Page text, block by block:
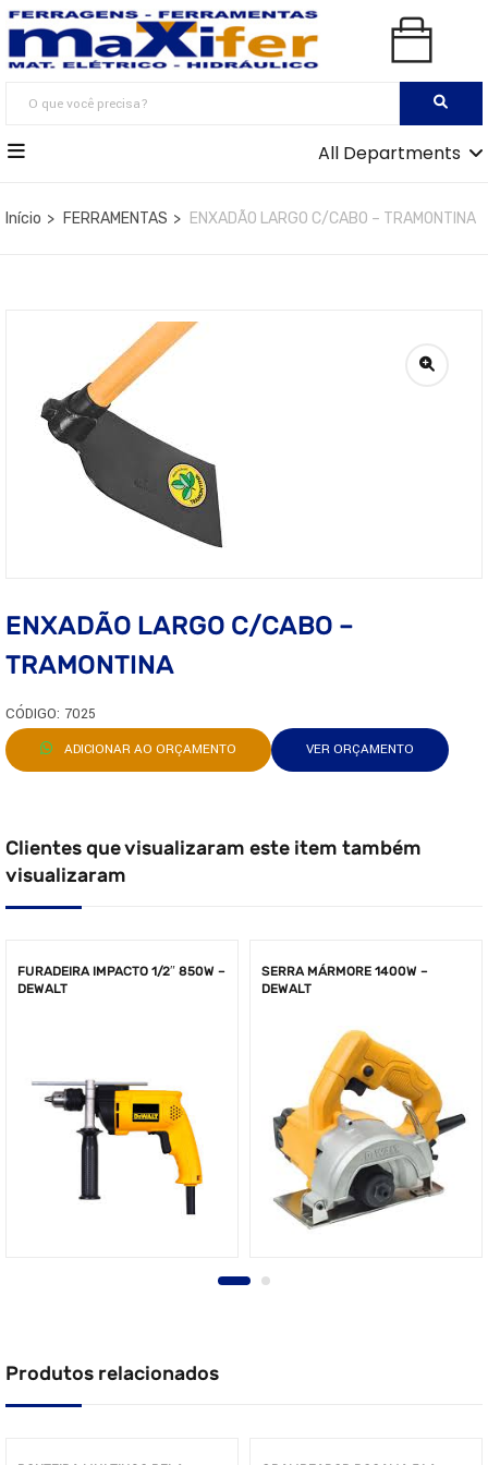
All Departments
Início FERRAMENTAS ENXADÃO LARGO C/CABO – TRAMONTINA
ENXADÃO LARGO C/CABO –
TRAMONTINA
CÓDIGO: 7025
ADICIONAR AO ORÇAMENTO VER ORÇAMENTO
Clientes que visualizaram este item também
visualizaram
FURADEIRA IMPACTO 1/2″ 850W –
DEWALT
SERRA MÁRMORE 1400W –
DEWALT
Produtos relacionados